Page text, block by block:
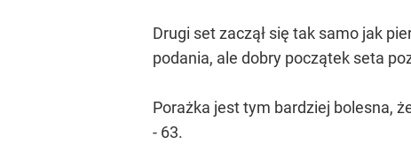
Drugi set zaczął się tak samo jak
podania, ale dobry początek seta
Porażka jest tym bardziej bolesna,
- 63.